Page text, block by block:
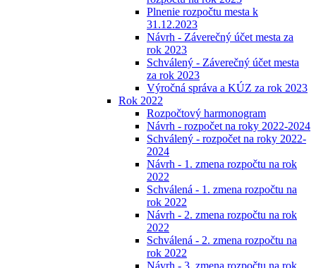
Plnenie rozpočtu mesta k
31.12.2023
Návrh - Záverečný účet mesta za
rok 2023
Schválený - Záverečný účet mesta
za rok 2023
Výročná správa a KÚZ za rok 2023
Rok 2022
Rozpočtový harmonogram
Návrh - rozpočet na roky 2022-2024
Schválený - rozpočet na roky 2022-
2024
Návrh - 1. zmena rozpočtu na rok
2022
Schválená - 1. zmena rozpočtu na
rok 2022
Návrh - 2. zmena rozpočtu na rok
2022
Schválená - 2. zmena rozpočtu na
rok 2022
Návrh - 3. zmena rozpočtu na rok